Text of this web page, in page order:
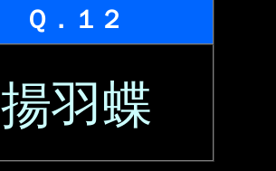
Ｑ．１２
揚羽蝶